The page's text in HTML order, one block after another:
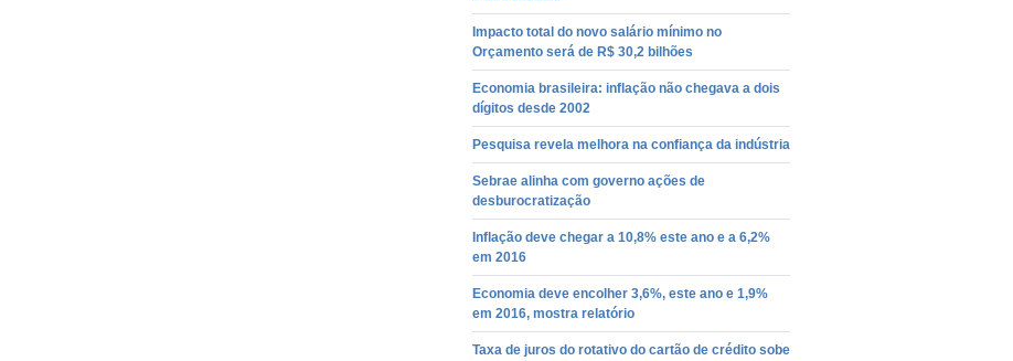
Impacto total do novo salário mínimo no
Orçamento será de R$ 30,2 bilhões
Economia brasileira: inflação não chegava a dois
dígitos desde 2002
Pesquisa revela melhora na confiança da indústria
Sebrae alinha com governo ações de
desburocratização
Inflação deve chegar a 10,8% este ano e a 6,2%
em 2016
Economia deve encolher 3,6%, este ano e 1,9%
em 2016, mostra relatório
Taxa de juros do rotativo do cartão de crédito sobe